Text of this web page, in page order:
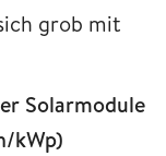
grob mit
Solarmodule
kWp)